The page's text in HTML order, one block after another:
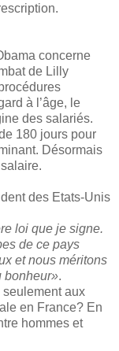
concerne
de Lilly
à l’âge, le
des salariés.
180 jours pour
Désormais
des Etats-Unis
loi que je signe.
de ce pays
et nous méritons
bonheur».
aux
en France? En
hommes et